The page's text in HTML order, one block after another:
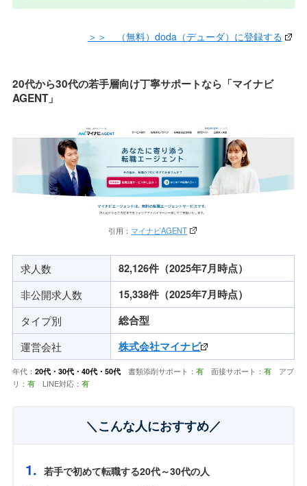
＞＞ （無料）doda（デューダ）に登録する
20代から30代の若手層向け丁寧サポートなら「マイナビ
AGENT」
引用： マイナビAGENT
求人数 82,126件（2025年7月時点）
非公開求人数 15,338件（2025年7月時点）
タイプ別 総合型
運営会社 株式会社マイナビ
年代： 20代・30代・40代・50代書類添削サポート： 有面接サポート： 有アプ
リ： 有LINE対応： 有
＼こんな人におすすめ／
若手で初めて転職する20代～30代の人